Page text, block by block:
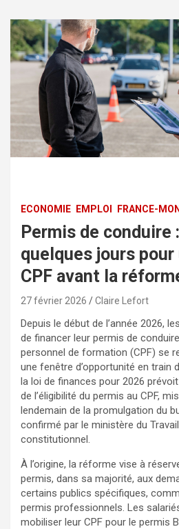
ECONOMIE EMPLOI FRANCE-
Permis de conduire
quelques jours
CPF avant la
27 février 2026 Claire Lefort
Depuis le début de l’année 2026,
de financer leur permis de
personnel de formation (CPF) se
une fenêtre d’opportunité en train
la loi de finances pour 2026
de l’éligibilité du permis au CPF,
lendemain de la promulgation du
confirmé par le ministère du
constitutionnel.
À l’origine, la réforme vise à
permis, dans sa majorité, aux
certains publics spécifiques,
permis professionnels. Les
mobiliser leur CPF pour le permis